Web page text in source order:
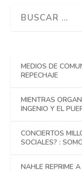
MEDIOS DE
REPECHAJE
MIENTRAS
INGENIO Y EL
CONCIERTOS
SOCIALES? :
NAHLE REPRIME